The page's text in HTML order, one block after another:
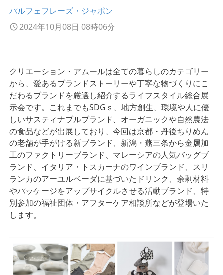
パルフェフレーズ・ジャポン
2024年10月08日 08時06分
クリエーション・アムールは全ての暮らしのカテゴリー
から、愛あるブランドストーリーや丁寧な物づくりにこ
だわるブランドを厳選し紹介するライフスタイル総合展
示会です。これまでもSDGｓ、地方創生、環境や人に優
しいサスティナブルブランド、オーガニックや自然農法
の食品などが出展しており、今回は京都・丹後ちりめん
の老舗が手がける新ブランド、新潟・燕三条から金属加
工のファクトリーブランド、マレーシアの人気バッグブ
ランド、イタリア・トスカーナのワインブランド、スリ
ランカのアーユルベーダに基づいたドリンク、余剰材料
やパッケージをアップサイクルさせる活動ブランド、特
別参加の福祉団体・アフターケア相談所などが登場いた
します。